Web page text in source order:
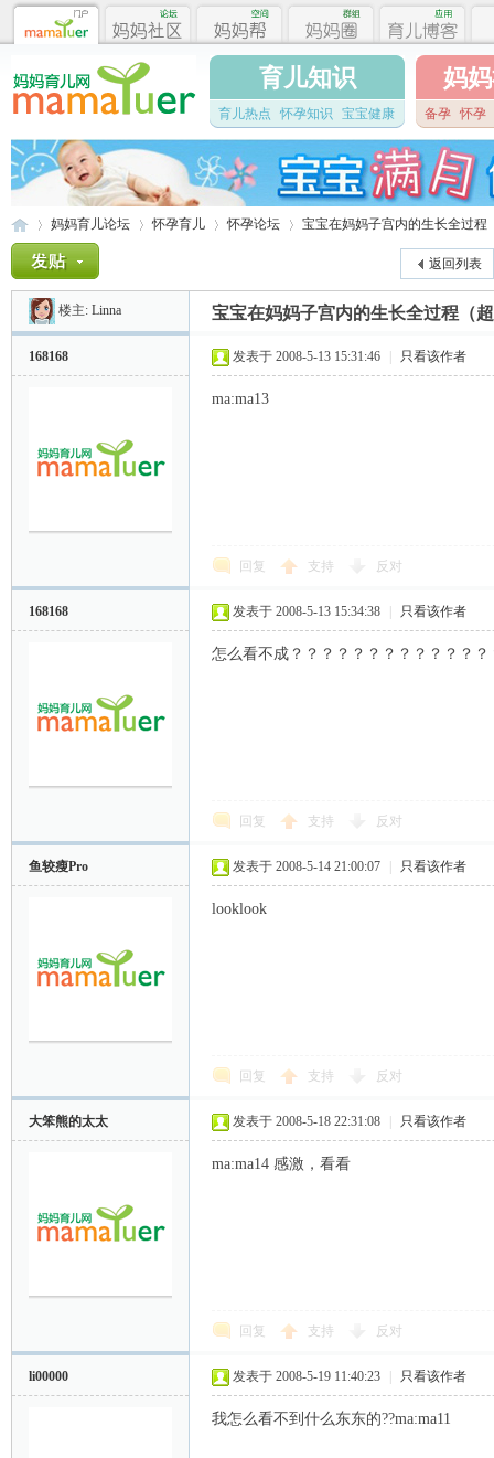
育儿知识
育儿热点 怀孕知识 宝宝健康
妈
备孕 怀孕
»
妈妈育儿论坛 怀孕育儿 怀孕论坛
›
宝宝在妈妈子宫内的生长全过程
返回列表
楼主: Linna 宝宝在妈妈子宫内的生长全过程（
168168 发表于 2008-5-13 15:31:46 只看该作者
ma:ma13
回复 支持 反对
168168 发表于 2008-5-13 15:34:38 只看该作者
怎么看不成？？？？？？？？？？？？？
回复 支持 反对
鱼较瘦Pro 发表于 2008-5-14 21:00:07 只看该作者
looklook
回复 支持 反对
大笨熊的太太 发表于 2008-5-18 22:31:08 只看该作者
ma:ma14 感激，看看
回复 支持 反对
li00000 发表于 2008-5-19 11:40:23 只看该作者
我怎么看不到什么东东的??ma:ma11